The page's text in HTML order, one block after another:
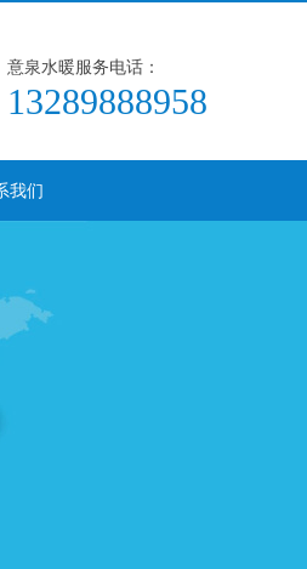
意泉水暖服务电话：
13289888958
我们